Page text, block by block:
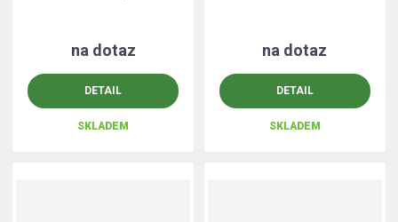
na dotaz
DETAIL
SKLADEM
na dotaz
DETAIL
SKLADEM